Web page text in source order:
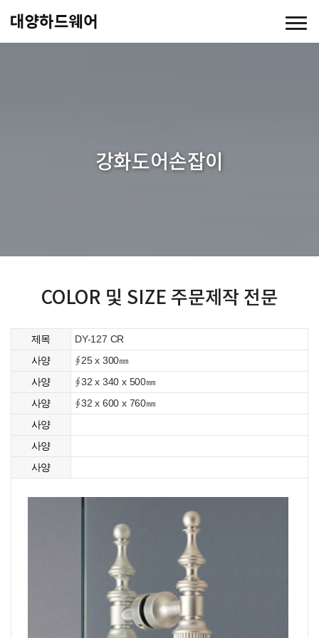
강화도어손잡이
COLOR 및 SIZE 주문제작 전문
제목 DY-127 CR
사양 ∮25 x 300㎜
사양 ∮32 x 340 x 500㎜
사양 ∮32 x 600 x 760㎜
사양
사양
사양